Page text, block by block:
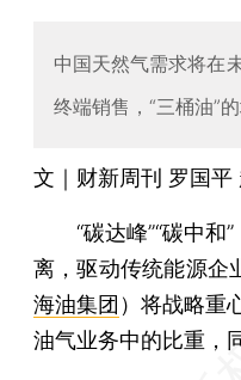
中国天然气需求将在
终端销售，“三桶油”
文｜财新周刊 罗国平
“碳达峰”“碳中和”
离，驱动传统能源企
海油集团 ）将战略重
油气业务中的比重，